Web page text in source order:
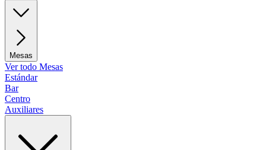
Mesas
Ver todo Mesas
Estándar
Bar
Centro
Auxiliares